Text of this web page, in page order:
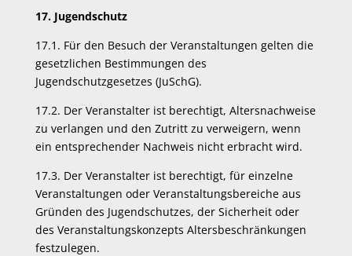
17. Jugendschutz
17.1. Für den Besuch der Veranstaltungen gelten die
gesetzlichen Bestimmungen des
Jugendschutzgesetzes (JuSchG).
17.2. Der Veranstalter ist berechtigt, Altersnachweise
zu verlangen und den Zutritt zu verweigern, wenn
ein entsprechender Nachweis nicht erbracht wird.
17.3. Der Veranstalter ist berechtigt, für einzelne
Veranstaltungen oder Veranstaltungsbereiche aus
Gründen des Jugendschutzes, der Sicherheit oder
des Veranstaltungskonzepts Altersbeschränkungen
festzulegen.